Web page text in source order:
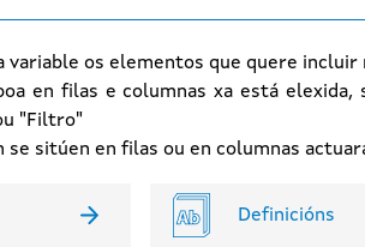
variable os elementos que quere
en filas e columnas xa está
"Filtro"
se sitúen en filas ou en columnas
Definicións